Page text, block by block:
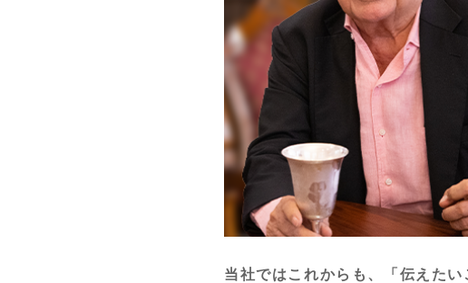
当社ではこれからも、「伝えた